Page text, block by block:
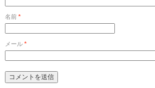
名前 *
メール *